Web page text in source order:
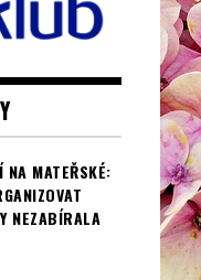
NA MATEŘSKÉ:
NEZABÍRALA